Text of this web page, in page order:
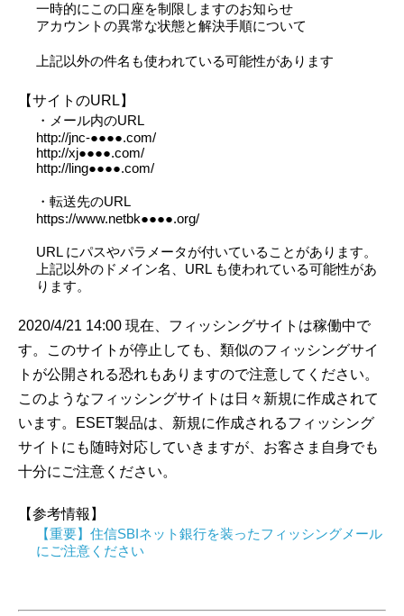
一時的にこの口座を制限しますのお知らせ
アカウントの異常な状態と解決手順について
上記以外の件名も使われている可能性があります
【サイトのURL】
・メール内のURL
http://jnc-●●●●.com/
http://xj●●●●.com/
http://ling●●●●.com/
・転送先のURL
https://www.netbk●●●●.org/
URL にパスやパラメータが付いていることがあります。
上記以外のドメイン名、URL も使われている可能性があ
ります。
2020/4/21 14:00 現在、フィッシングサイトは稼働中で
す。このサイトが停止しても、類似のフィッシングサイ
トが公開される恐れもありますので注意してください。
このようなフィッシングサイトは日々新規に作成されて
います。ESET製品は、新規に作成されるフィッシング
サイトにも随時対応していきますが、お客さま自身でも
十分にご注意ください。
【参考情報】
【重要】住信SBIネット銀行を装ったフィッシングメール
にご注意ください